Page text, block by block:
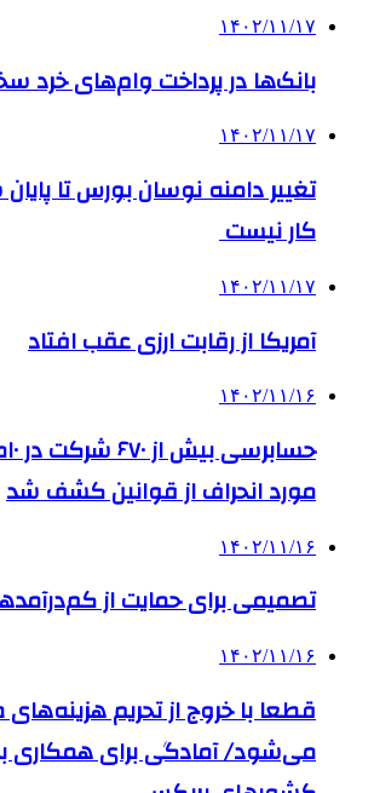
۱۴۰۲/۱۱/۱۷
بانک‌ها در پرداخت وام‌های خرد
۱۴۰۲/۱۱/۱۷
تغییر دامنه نوسان بورس تا
کار نیست
۱۴۰۲/۱۱/۱۷
آمریکا از رقابت ارزی عقب افتاد
۱۴۰۲/۱۱/۱۶
مورد انحراف از قوانین کشف شد
۱۴۰۲/۱۱/۱۶
تصمیمی برای حمایت از
۱۴۰۲/۱۱/۱۶
قطعا با خروج از تحریم
می‌شود/ آمادگی برای همکاری